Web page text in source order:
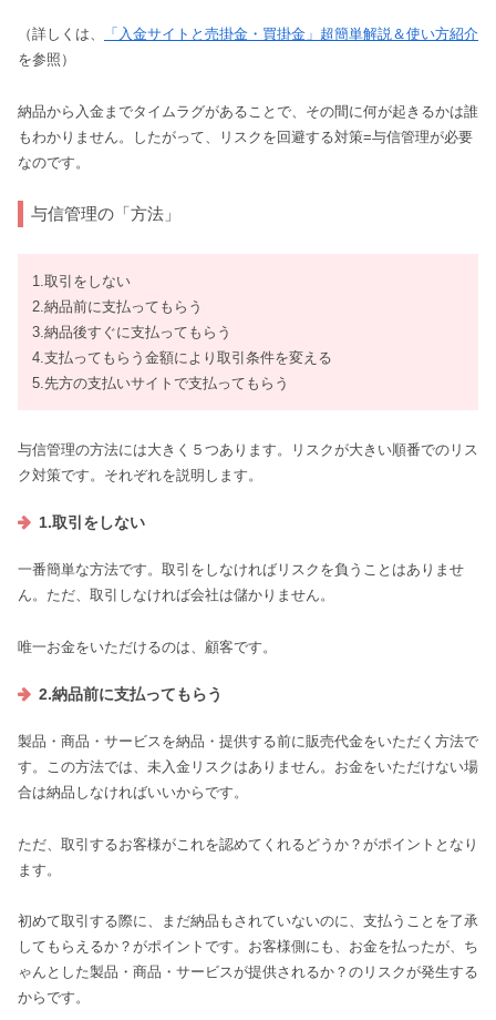
（詳しくは、
「入金サイトと売掛金・買掛金」超簡単解説＆使い方紹介
を参照）
納品から入金までタイムラグがあることで、その間に何が起きるかは誰
もわかりません。したがって、リスクを回避する対策=与信管理が必要
なのです。
与信管理の「方法」
1.取引をしない
2.納品前に支払ってもらう
3.納品後すぐに支払ってもらう
4.支払ってもらう金額により取引条件を変える
5.先方の支払いサイトで支払ってもらう
与信管理の方法には大きく５つあります。リスクが大きい順番でのリス
ク対策です。それぞれを説明します。
1.取引をしない
一番簡単な方法です。取引をしなければリスクを負うことはありませ
ん。ただ、取引しなければ会社は儲かりません。
唯一お金をいただけるのは、顧客です。
2.納品前に支払ってもらう
製品・商品・サービスを納品・提供する前に販売代金をいただく方法で
す。この方法では、未入金リスクはありません。お金をいただけない場
合は納品しなければいいからです。
ただ、取引するお客様がこれを認めてくれるどうか？がポイントとなり
ます。
初めて取引する際に、まだ納品もされていないのに、支払うことを了承
してもらえるか？がポイントです。お客様側にも、お金を払ったが、ち
ゃんとした製品・商品・サービスが提供されるか？のリスクが発生する
からです。